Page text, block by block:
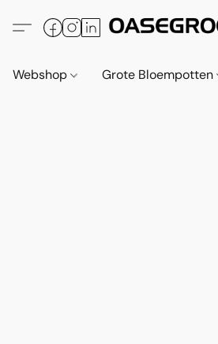
Webshop Grote Bloempotten